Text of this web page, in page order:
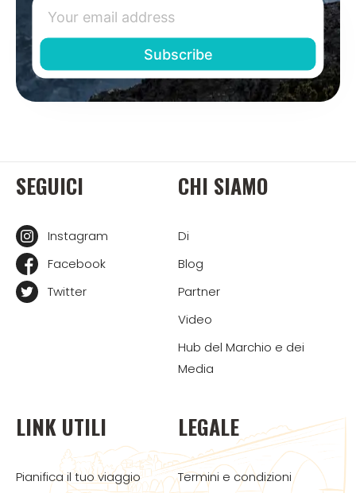
SEGUICI
Instagram
Facebook
Twitter
CHI SIAMO
Di
Blog
Partner
Video
Hub del Marchio e dei
Media
LINK UTILI
Pianifica il tuo viaggio
LEGALE
Termini e condizioni